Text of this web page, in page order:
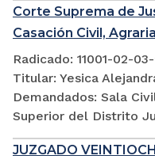
Corte Suprema de
Casación Civil,
Radicado: 11001-02-
Titular: Yesica
Demandados: Sala
Superior del Distrito
JUZGADO